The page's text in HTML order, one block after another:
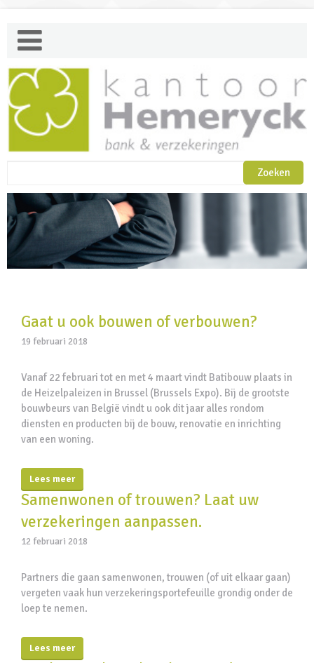
Gaat u ook bouwen of verbouwen?
19 februari 2018
Vanaf 22 februari tot en met 4 maart vindt Batibouw plaats in
de Heizelpaleizen in Brussel (Brussels Expo). Bij de grootste
bouwbeurs van België vindt u ook dit jaar alles rondom
diensten en producten bij de bouw, renovatie en inrichting
van een woning.
Lees meer
Samenwonen of trouwen? Laat uw
verzekeringen aanpassen.
12 februari 2018
Partners die gaan samenwonen, trouwen (of uit elkaar gaan)
vergeten vaak hun verzekeringsportefeuille grondig onder de
loep te nemen.
Lees meer